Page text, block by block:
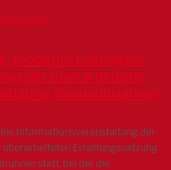
(Saale)
moderne Lösungen:
Überarbeitung
Gesundbrunnen
Informationsveranstaltung der
überarbeiteten Erhaltungssatzung
statt, bei der die